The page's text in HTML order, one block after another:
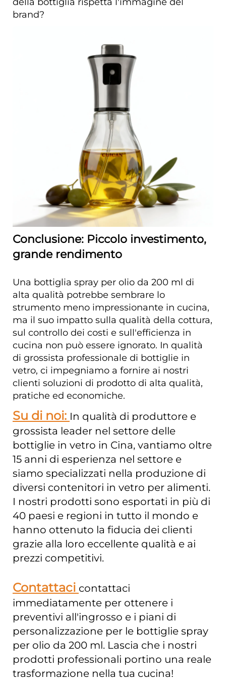
brand?
Conclusione: Piccolo investimento,
grande rendimento
Una bottiglia spray per olio da 200 ml di
alta qualità potrebbe sembrare lo
strumento meno impressionante in cucina,
ma il suo impatto sulla qualità della cottura,
sul controllo dei costi e sull'efficienza in
cucina non può essere ignorato. In qualità
di grossista professionale di bottiglie in
vetro, ci impegniamo a fornire ai nostri
clienti soluzioni di prodotto di alta qualità,
pratiche ed economiche.
Su di noi: In qualità di produttore e
grossista leader nel settore delle
bottiglie in vetro in Cina, vantiamo oltre
15 anni di esperienza nel settore e
siamo specializzati nella produzione di
diversi contenitori in vetro per alimenti.
I nostri prodotti sono esportati in più di
40 paesi e regioni in tutto il mondo e
hanno ottenuto la fiducia dei clienti
grazie alla loro eccellente qualità e ai
prezzi competitivi.
Contattaci contattaci
immediatamente per ottenere i
preventivi all'ingrosso e i piani di
personalizzazione per le bottiglie spray
per olio da 200 ml. Lascia che i nostri
prodotti professionali portino una reale
trasformazione nella tua cucina!